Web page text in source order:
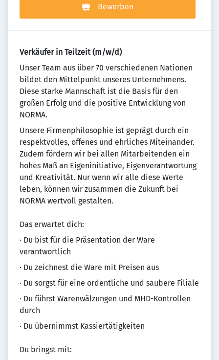
Bewerben
Verkäufer in Teilzeit (m/w/d)
Un­se­r Team aus über 70 ver­schie­de­nen Na­tio­nen
bildet den Mit­tel­punkt un­se­res Un­ter­neh­mens.
Diese starke Mannschaft ist die Basis für den
großen Erfolg und die positive Entwicklung von
NORMA.
Unsere Firmenphilosophie ist geprägt durch ein
re­spekt­vol­les, offenes und ehr­li­ches Mit­ein­an­der.
Zudem fördern wir bei allen Mitarbeitenden ein
ho­hes Maß an Eigeninitiative, Eigenverantwortung
und Krea­ti­vi­tät. Nur wenn wir alle diese Werte
leben, können wir zusammen die Zukunft bei
NORMA wertvoll gestalten.
Das erwartet dich:
· Du bist für die Präsentation der Ware
verantwortlich
· Du zeichnest die Ware mit Preisen aus
· Du sorgst für eine ordentliche und saubere Filiale
· Du führst Warenwälzungen und MHD-Kontrollen
durch
· Du übernimmst Kassiertätigkeiten
Du bringst mit: